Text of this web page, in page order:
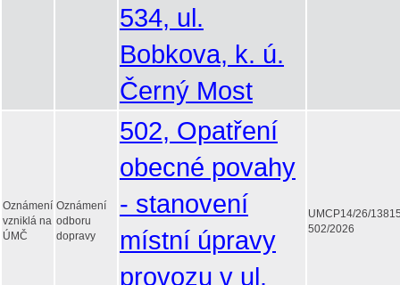
534, ul.
Bobkova, k. ú.
Černý Most
Oznámení
vzniklá na
ÚMČ
Oznámení
odboru
dopravy
502, Opatření
obecné povahy
- stanovení
místní úpravy
provozu v ul.
UMCP14/26/
502/2026